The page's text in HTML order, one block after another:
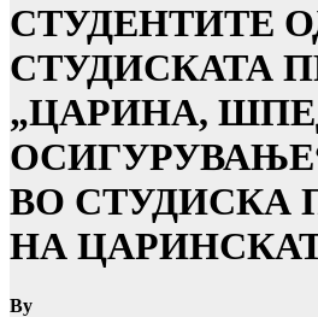
СТУДЕНТИТЕ
СТУДИСКАТА
„ЦАРИНА,
ВО СТУДИСКА
НА
By